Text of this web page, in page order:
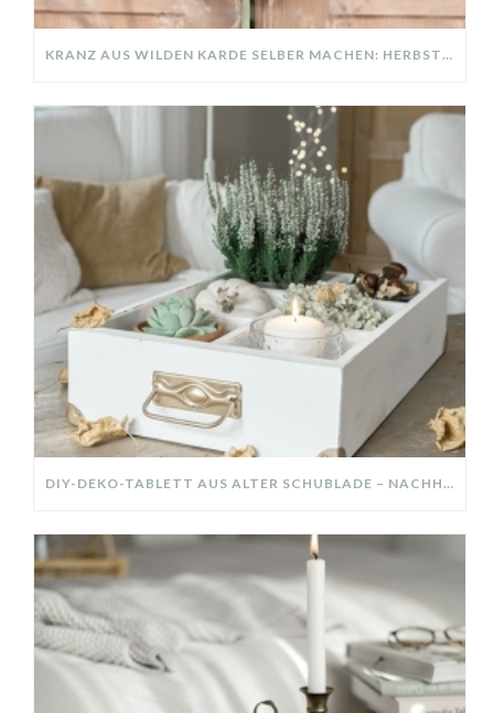
KRANZ AUS WILDEN KARDE SELBER MACHEN: HERBSTDEKO GANZ EINFACH
DIY-DEKO-TABLETT AUS ALTER SCHUBLADE – NACHHALTIGE HERBSTDEKO SELBER MACHEN!